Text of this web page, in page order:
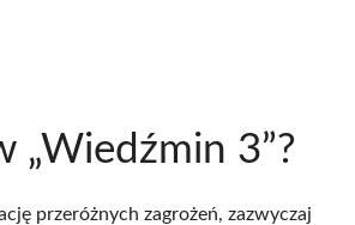
„Wiedźmin 3”?
przeróżnych zagrożeń, zazwyczaj